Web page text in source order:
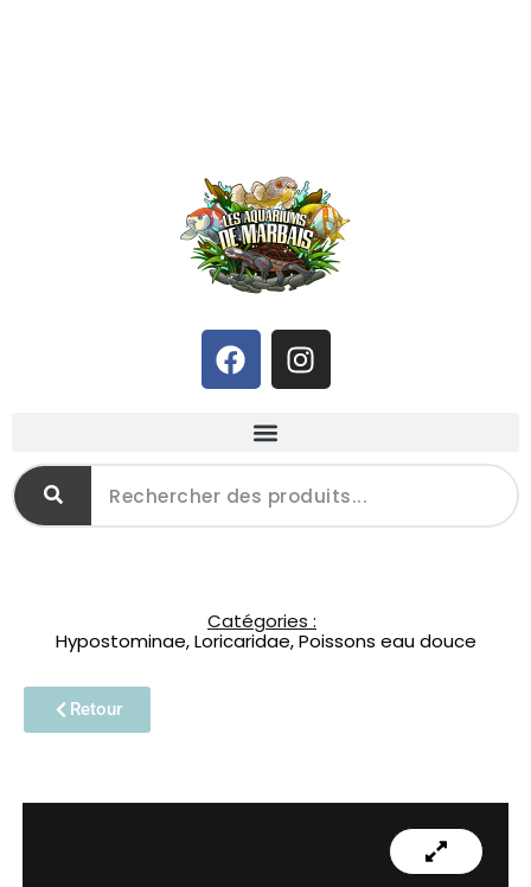
Catégories :
Hypostominae,Loricaridae,Poissons eau douce
Retour